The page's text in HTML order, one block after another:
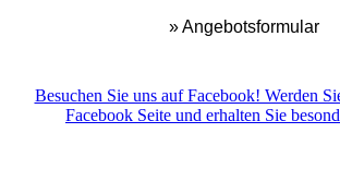
» Angebotsformular
Besuchen Sie uns auf Facebook! Werden
Facebook Seite und erhalten Sie